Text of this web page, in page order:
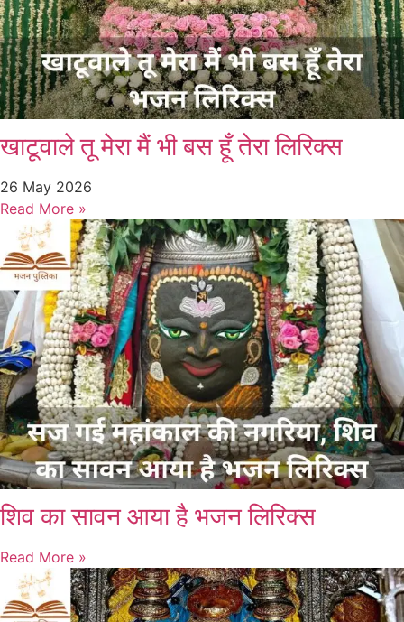
खाटूवाले तू मेरा मैं भी बस हूँ तेरा लिरिक्स
26 May 2026
Read More »
शिव का सावन आया है भजन लिरिक्स
Read More »